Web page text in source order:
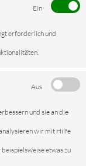
Ein
erforderlich und
Aus
und sie an die
wir mit Hilfe
etwas zu